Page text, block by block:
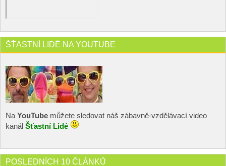
ŠŤASTNÍ LIDÉ NA YOUTUBE
Na YouTube můžete sledovat náš zábavně-vzdělávací video
kanál Šťastní Lidé
POSLEDNÍCH 10 ČLÁNKŮ